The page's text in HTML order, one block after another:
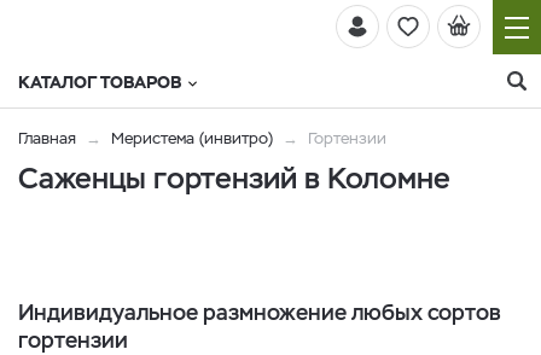
КАТАЛОГ ТОВАРОВ
Главная Меристема (инвитро) Гортензии
Саженцы гортензий в Коломне
Индивидуальное размножение любых сортов
гортензии